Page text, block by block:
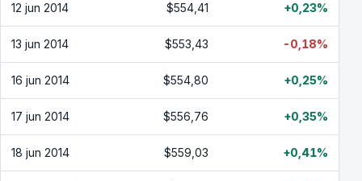
12 jun 2014 $554,41 +0,23%
13 jun 2014 $553,43 -0,18%
16 jun 2014 $554,80 +0,25%
17 jun 2014 $556,76 +0,35%
18 jun 2014 $559,03 +0,41%